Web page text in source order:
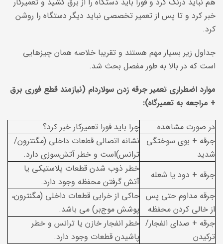
خبر کرد و تا پس از تعمیر تخصصی نباید دیگر دستگاه را روشن
کرد.
جداول زیر بسیار مهم هستند و تقریبا خلاصه همان چیزهایی
است که در بالا به طور مفصل بحث شد.
موارد اضطراری تعمیر جرقه زدن سولاردام (نیازمند قطع فوری برق
+ مراجعه به تعمیرگاه):
در صورت مشاهده
چرا باید فورا تعمیرکار خبر کرد؟
جرقه + بوی سوختگی
شدید
نشانه اتصالی قطعات داخلی (مگنترون/
ترانس)است و خطر آتش‌سوزی دارد.
جرقه + دود یا شعله
خطر ذوب شدن قطعات پلاستیکی یا
آتش گرفتن محفظه وجود دارد.
جرقه مداوم حتی پس
از خالی کردن محفظه
حاکی از خرابی قطعات داخلی (مگنترون،
پوشش موج‌بر) می باشد.
جرقه + صدای انفجار/
ترکیدن
خطر انفجار خازن یا ترانس و خطر
پاشیدن قطعات وجود دارد.